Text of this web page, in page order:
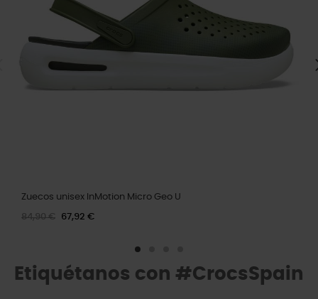
Zuecos unisex InMotion Micro Geo U
84,90 € 67,92 €
Etiquétanos con #CrocsSpain